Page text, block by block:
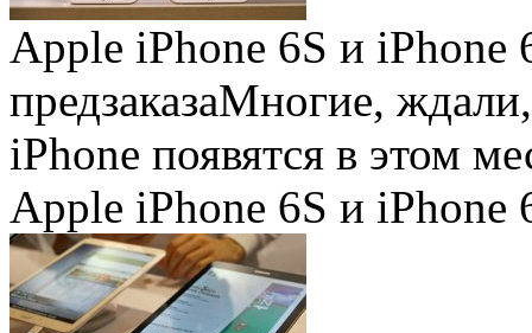
Apple iPhone 6S и iPhone
предзаказаМногие, ждали,
iPhone появятся в этом
Apple iPhone 6S и iPhone